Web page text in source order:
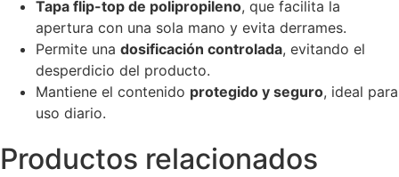
Tapa flip-top de polipropileno, que facilita la
apertura con una sola mano y evita derrames.
Permite una dosificación controlada, evitando el
desperdicio del producto.
Mantiene el contenido protegido y seguro, ideal para
uso diario.
Productos relacionados